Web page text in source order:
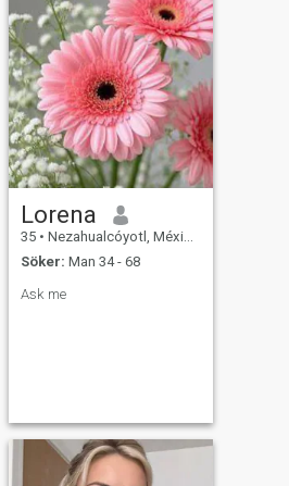
Lorena
35 • Nezahualcóyotl, México, Mexico
Söker: Man 34 - 68
Ask me